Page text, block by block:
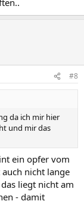
#8
da ich mir hier
und mir das
ein opfer vom
nicht lange
liegt nicht am
- damit